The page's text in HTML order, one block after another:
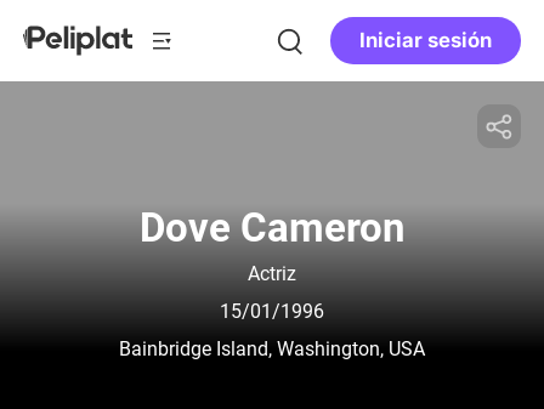
Iniciar sesión
Dove Cameron
Actriz
15/01/1996
Bainbridge Island, Washington, USA